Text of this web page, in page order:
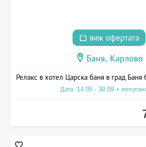
виж офертата
Баня, Карлово
Релакс в хотел Царска баня в град
Дата: 14.05 - 30.09 +